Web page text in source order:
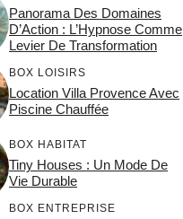
Panorama Des Domaines
D’Action : L’Hypnose Comme
Levier De Transformation
BOX LOISIRS
Location Villa Provence Avec
Piscine Chauffée
BOX HABITAT
Tiny Houses : Un Mode De
Vie Durable
BOX ENTREPRISE